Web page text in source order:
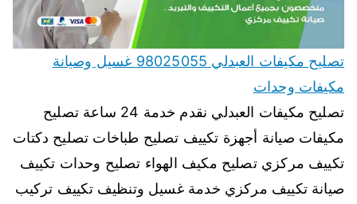
تصليح مكيفات العبدلي 98025055 غسيل وصيانة
مكيفات وحدات
تصليح مكيفات العبدلي نقدم خدمة 24 ساعة تصليح
مكيفات صيانة أجهزة تكييف تصليح طباخات تصليح دكتات
تكييف مركزي تصليح مكيف الهواء تصليح وحدات تكييف
صيانة تكييف مركزي خدمة غسيل وتنظيف تكييف تركيب